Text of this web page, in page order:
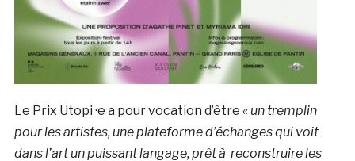
Le Prix Utopi ·e a pour vocation d’être « un tremplin
pour les artistes, une plateforme d’échanges qui voit
dans l’art un puissant langage, prêt à reconstruire les